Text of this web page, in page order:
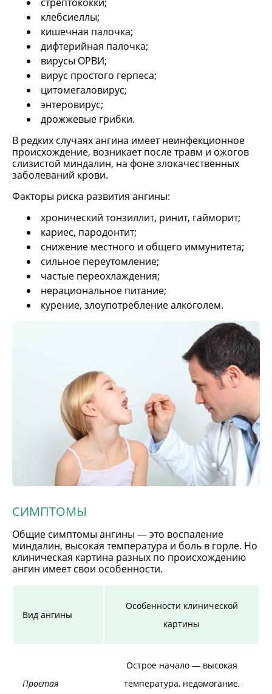
клебсиеллы;
кишечная палочка;
дифтерийная палочка;
вирусы ОРВИ;
вирус простого герпеса;
цитомегаловирус;
энтеровирус;
дрожжевые грибки.
В редких случаях ангина имеет неинфекционное
происхождение, возникает после травм и ожогов
слизистой миндалин, на фоне злокачественных
заболеваний крови.
Факторы риска развития ангины:
хронический тонзиллит, ринит, гайморит;
кариес, пародонтит;
снижение местного и общего иммунитета;
сильное переутомление;
частые переохлаждения;
нерациональное питание;
курение, злоупотребление алкоголем.
СИМПТОМЫ
Общие симптомы ангины — это воспаление
миндалин, высокая температура и боль в горле. Но
клиническая картина разных по происхождению
ангин имеет свои особенности.
Вид ангины
Особенности клинической
картины
Простая
Острое начало — высокая
температура, недомогание,